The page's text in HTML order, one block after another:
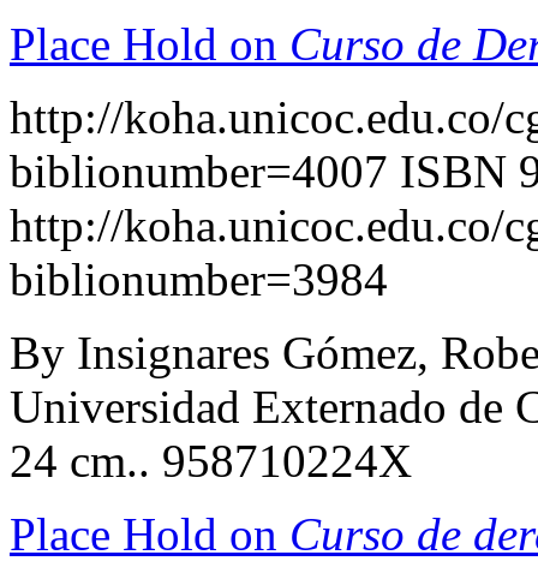
Place Hold on Curso de
http://koha.unicoc.edu.co/
biblionumber=4007 ISBN
http://koha.unicoc.edu.co/
biblionumber=3984
By Insignares Gómez,
Universidad Externado de
24 cm.. 958710224X
Place Hold on Curso de